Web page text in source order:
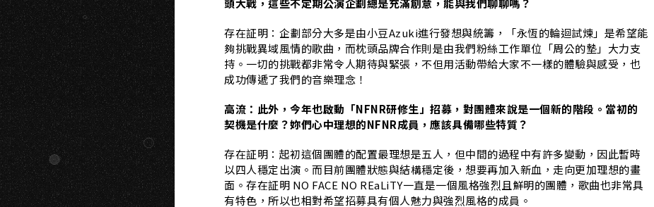
頭大戰，這些不定期公演企劃總是充滿創意，能與我們聊聊嗎？
存在証明：企劃部分大多是由小豆Azuki進行發想與統籌，「永恆的輪迴試煉」是希望能
夠挑戰異域風情的歌曲，而枕頭品牌合作則是由我們粉絲工作單位「周公的墊」大力支
持。一切的挑戰都非常令人期待與緊張，不但用活動帶給大家不一樣的體驗與感受，也
成功傳遞了我們的音樂理念！
高流：此外，今年也啟動「NFNR研修生」招募，對團體來說是一個新的階段。當初的
契機是什麼？妳們心中理想的NFNR成員，應該具備哪些特質？
存在証明：起初這個團體的配置最理想是五人，但中間的過程中有許多變動，因此暫時
以四人穩定出演。而目前團體狀態與結構穩定後，想要再加入新血，走向更加理想的畫
面。存在証明 NO FACE NO REaLiTY一直是一個風格強烈且鮮明的團體，歌曲也非常具
有特色，所以也相對希望招募具有個人魅力與強烈風格的成員。